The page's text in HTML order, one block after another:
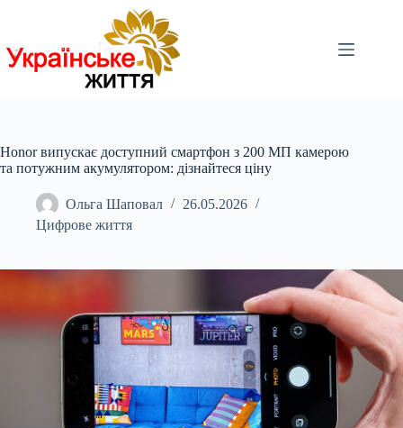
Honor випускає доступний смартфон з 200 МП камерою
та потужним акумулятором: дізнайтеся ціну
Ольга Шаповал
26.05.2026
Цифрове життя